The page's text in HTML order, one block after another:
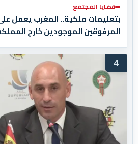
قضايا المجتمع
بتعليمات ملكية.. المغرب يعمل
المرفوقين الموجودين خارج
4